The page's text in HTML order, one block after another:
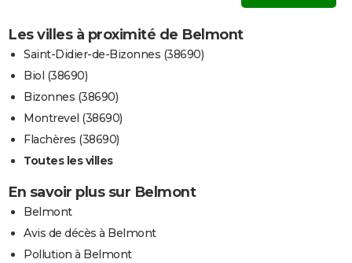
Les villes à proximité de Belmont
Saint-Didier-de-Bizonnes (38690)
Biol (38690)
Bizonnes (38690)
Montrevel (38690)
Flachères (38690)
Toutes les villes
En savoir plus sur Belmont
Belmont
Avis de décès à Belmont
Pollution à Belmont